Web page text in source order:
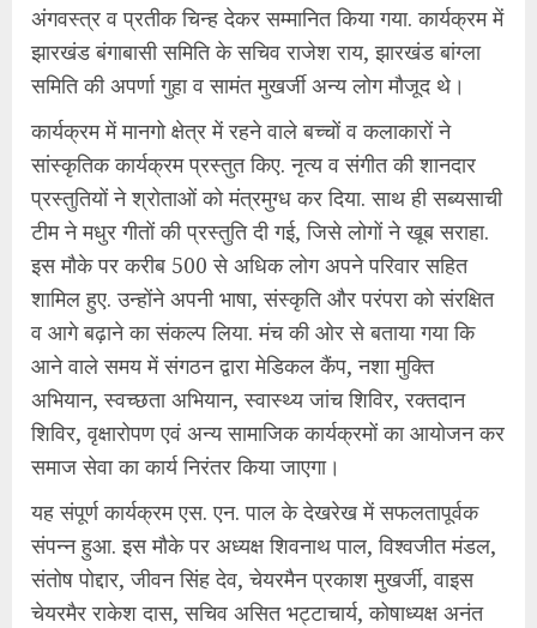
अंगवस्त्र व प्रतीक चिन्ह देकर सम्मानित किया गया. कार्यक्रम में
झारखंड बंगाबासी समिति के सचिव राजेश राय, झारखंड बांग्ला
समिति की अपर्णा गुहा व सामंत मुखर्जी अन्य लोग मौजूद थे।
कार्यक्रम में मानगो क्षेत्र में रहने वाले बच्चों व कलाकारों ने
सांस्कृतिक कार्यक्रम प्रस्तुत किए. नृत्य व संगीत की शानदार
प्रस्तुतियों ने श्रोताओं को मंत्रमुग्ध कर दिया. साथ ही सब्यसाची
टीम ने मधुर गीतों की प्रस्तुति दी गई, जिसे लोगों ने खूब सराहा.
इस मौके पर करीब 500 से अधिक लोग अपने परिवार सहित
शामिल हुए. उन्होंने अपनी भाषा, संस्कृति और परंपरा को संरक्षित
व आगे बढ़ाने का संकल्प लिया. मंच की ओर से बताया गया कि
आने वाले समय में संगठन द्वारा मेडिकल कैंप, नशा मुक्ति
अभियान, स्वच्छता अभियान, स्वास्थ्य जांच शिविर, रक्तदान
शिविर, वृक्षारोपण एवं अन्य सामाजिक कार्यक्रमों का आयोजन कर
समाज सेवा का कार्य निरंतर किया जाएगा।
यह संपूर्ण कार्यक्रम एस. एन. पाल के देखरेख में सफलतापूर्वक
संपन्न हुआ. इस मौके पर अध्यक्ष शिवनाथ पाल, विश्वजीत मंडल,
संतोष पोद्दार, जीवन सिंह देव, चेयरमैन प्रकाश मुखर्जी, वाइस
चेयरमैर राकेश दास, सचिव असित भट्टाचार्य, कोषाध्यक्ष अनंत